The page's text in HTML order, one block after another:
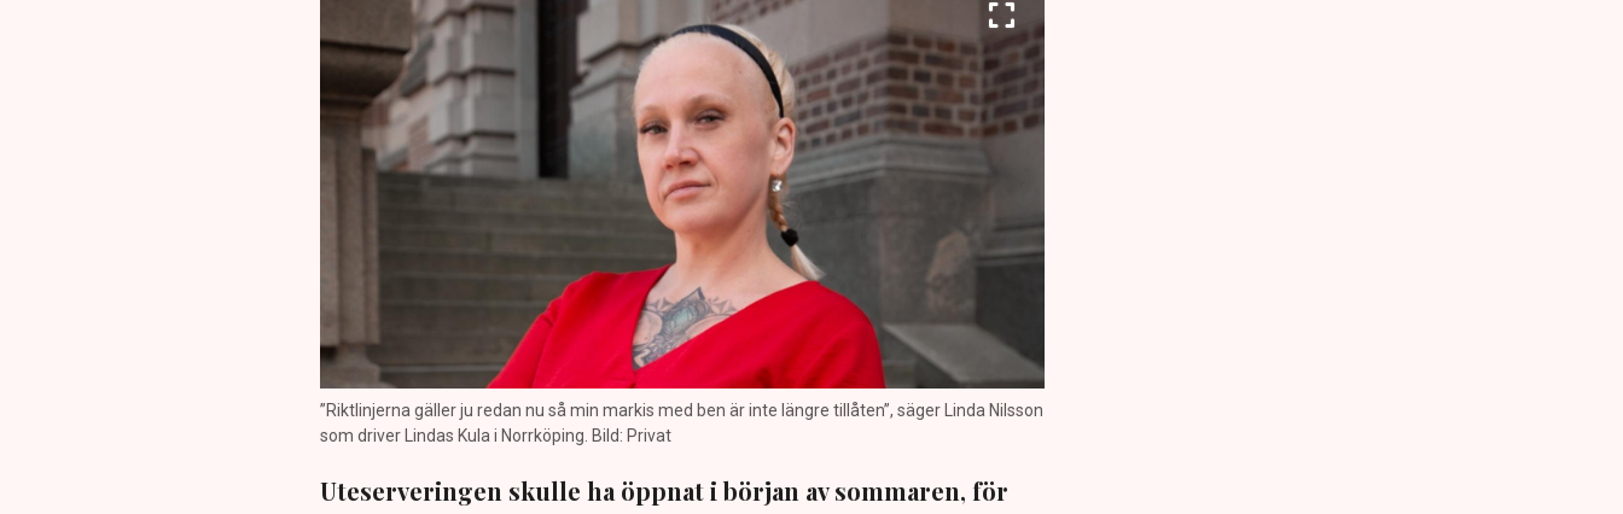
”Riktlinjerna gäller ju redan nu så min markis med ben är inte längre tillåten”, säger Linda Nilsson
som driver Lindas Kula i Norrköping. Bild: Privat
Uteserveringen skulle ha öppnat i början av sommaren, för